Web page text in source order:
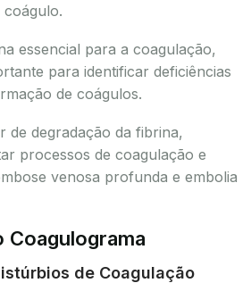
essencial para a coagulação,
para identificar deficiências
de coágulos.
de degradação da fibrina,
processos de coagulação e
venosa profunda e embolia
Coagulograma
de Coagulação